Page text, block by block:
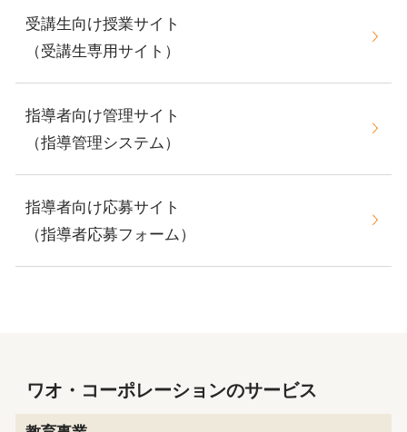
受講生向け授業サイト
（受講生専用サイト）
指導者向け管理サイト
（指導管理システム）
指導者向け応募サイト
（指導者応募フォーム）
ワオ・コーポレーションのサービス